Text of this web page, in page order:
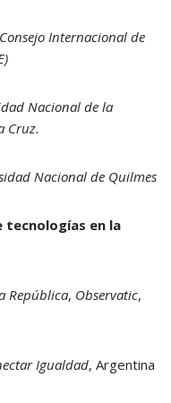
Internacional de
Nacional de la
Cruz.
Nacional de Quilmes
tecnologías en la
República, Observatic,
Igualdad, Argentina